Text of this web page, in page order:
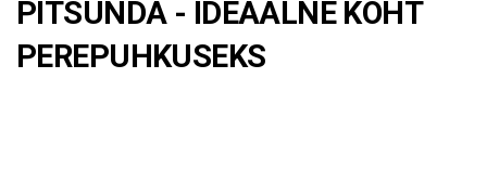
PITSUNDA - IDEAALNE KOHT
PEREPUHKUSEKS